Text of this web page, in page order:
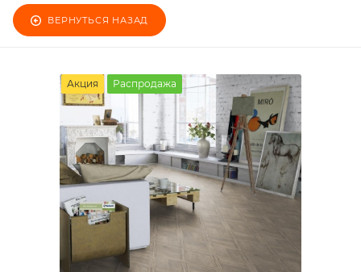
ВЕРНУТЬСЯ НАЗАД
Акция Распродажа